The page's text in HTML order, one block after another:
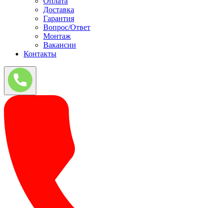
Доставка
Гарантия
Вопрос/Ответ
Монтаж
Вакансии
Контакты